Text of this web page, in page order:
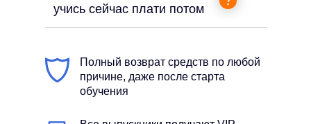
учись сейчас плати потом
Полный возврат средств по любой
причине, даже после старта
обучения